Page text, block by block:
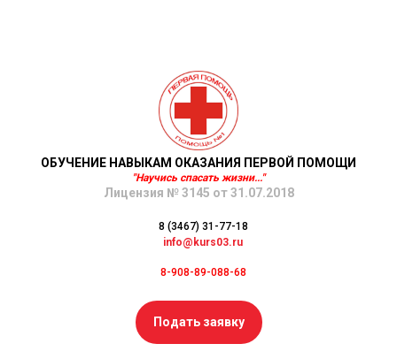
ОБУЧЕНИЕ НАВЫКАМ ОКАЗАНИЯ ПЕРВОЙ ПОМОЩИ
"Научись спасать жизни..."
Лицензия № 3145 от 31.07.2018
8 (3467) 31-77-18
info@kurs03.ru
8-908-89-088-68
Подать заявку